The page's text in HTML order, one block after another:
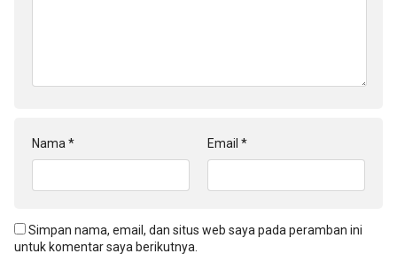
Nama * Email *
Simpan nama, email, dan situs web saya pada peramban ini
untuk komentar saya berikutnya.